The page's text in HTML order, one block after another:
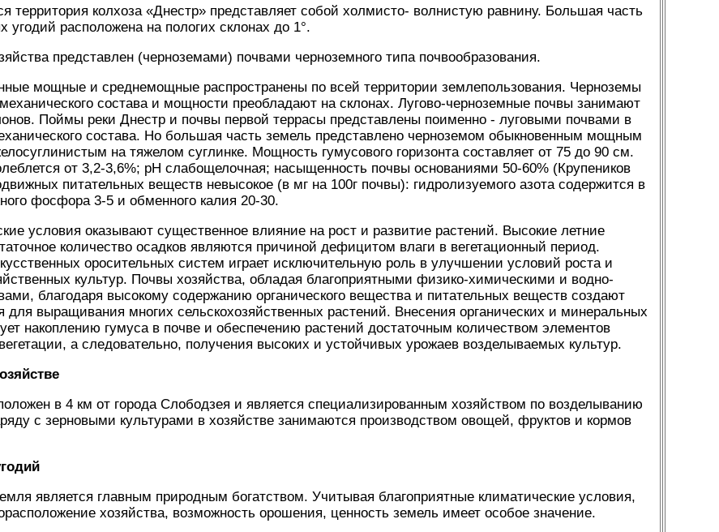
территория колхоза «Днестр» представляет собой холмисто- волнистую равнину. Большая часть
угодий расположена на пологих склонах до 1°.
представлен (черноземами) почвами черноземного типа почвообразования.
мощные и среднемощные распространены по всей территории землепользования. Черноземы
состава и мощности преобладают на склонах. Лугово-черноземные почвы занимают
Поймы реки Днестр и почвы первой террасы представлены поименно - луговыми почвами в
состава. Но большая часть земель представлено черноземом обыкновенным мощным
на тяжелом суглинке. Мощность гумусового горизонта составляет от 75 до 90 см.
от 3,2-3,6%; рН слабощелочная; насыщенность почвы основаниями 50-60% (Крупеников
питательных веществ невысокое (в мг на 100г почвы): гидролизуемого азота содержится в
фосфора 3-5 и обменного калия 20-30.
условия оказывают существенное влияние на рост и развитие растений. Высокие летние
количество осадков являются причиной дефицитом влаги в вегетационный период.
оросительных систем играет исключительную роль в улучшении условий роста и
культур. Почвы хозяйства, обладая благоприятными физико-химическими и водно-
благодаря высокому содержанию органического вещества и питательных веществ создают
для выращивания многих сельскохозяйственных растений. Внесения органических и минеральных
накоплению гумуса в почве и обеспечению растений достаточным количеством элементов
а следовательно, получения высоких и устойчивых урожаев возделываемых культур.
в 4 км от города Слободзея и является специализированным хозяйством по возделыванию
с зерновыми культурами в хозяйстве занимаются производством овощей, фруктов и кормов
является главным природным богатством. Учитывая благоприятные климатические условия,
хозяйства, возможность орошения, ценность земель имеет особое значение.